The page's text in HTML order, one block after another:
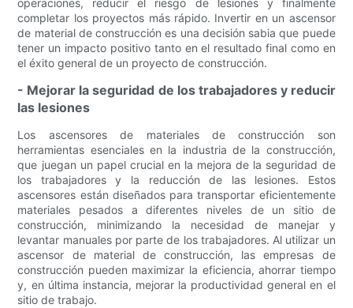
operaciones, reducir el riesgo de lesiones y finalmente
completar los proyectos más rápido. Invertir en un ascensor
de material de construcción es una decisión sabia que puede
tener un impacto positivo tanto en el resultado final como en
el éxito general de un proyecto de construcción.
- Mejorar la seguridad de los trabajadores y reducir
las lesiones
Los ascensores de materiales de construcción son
herramientas esenciales en la industria de la construcción,
que juegan un papel crucial en la mejora de la seguridad de
los trabajadores y la reducción de las lesiones. Estos
ascensores están diseñados para transportar eficientemente
materiales pesados ​​a diferentes niveles de un sitio de
construcción, minimizando la necesidad de manejar y
levantar manuales por parte de los trabajadores. Al utilizar un
ascensor de material de construcción, las empresas de
construcción pueden maximizar la eficiencia, ahorrar tiempo
y, en última instancia, mejorar la productividad general en el
sitio de trabajo.